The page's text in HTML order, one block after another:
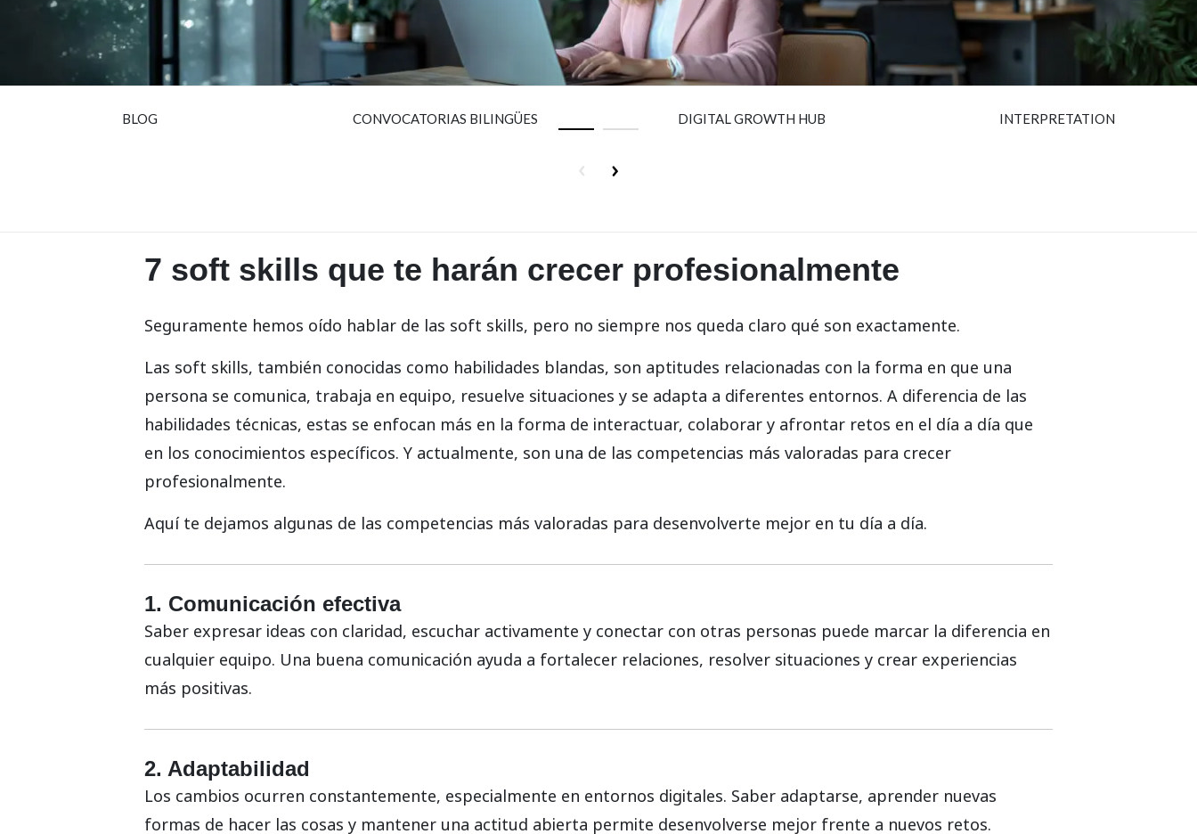
BLOG CONVOCATORIAS BILINGÜES DIGITAL GROWTH HUB INTERPRETATION
7 soft skills que te harán crecer profesionalmente
Seguramente hemos oído hablar de las soft skills, pero no siempre nos queda claro qué son exactamente.
Las soft skills, también conocidas como habilidades blandas, son aptitudes relacionadas con la forma en que una
persona se comunica, trabaja en equipo, resuelve situaciones y se adapta a diferentes entornos. A diferencia de las
habilidades técnicas, estas se enfocan más en la forma de interactuar, colaborar y afrontar retos en el día a día que
en los conocimientos específicos. Y actualmente, son una de las competencias más valoradas para crecer
profesionalmente.
Aquí te dejamos algunas de las competencias más valoradas para desenvolverte mejor en tu día a día.
1. Comunicación efectiva
Saber expresar ideas con claridad, escuchar activamente y conectar con otras personas puede marcar la diferencia en
cualquier equipo. Una buena comunicación ayuda a fortalecer relaciones, resolver situaciones y crear experiencias
más positivas.
2. Adaptabilidad
Los cambios ocurren constantemente, especialmente en entornos digitales. Saber adaptarse, aprender nuevas
formas de hacer las cosas y mantener una actitud abierta permite desenvolverse mejor frente a nuevos retos.